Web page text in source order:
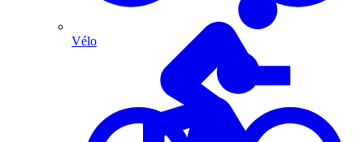
Vélo